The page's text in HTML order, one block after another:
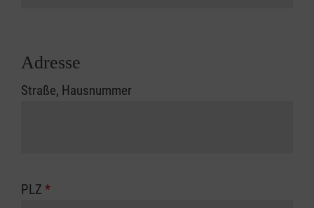
Adresse
Straße, Hausnummer
PLZ *